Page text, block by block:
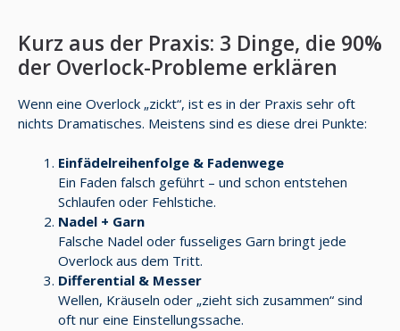
Kurz aus der Praxis: 3 Dinge, die 90%
der Overlock-Probleme erklären
Wenn eine Overlock „zickt“, ist es in der Praxis sehr oft
nichts Dramatisches. Meistens sind es diese drei Punkte:
Einfädelreihenfolge & Fadenwege
Ein Faden falsch geführt – und schon entstehen
Schlaufen oder Fehlstiche.
Nadel + Garn
Falsche Nadel oder fusseliges Garn bringt jede
Overlock aus dem Tritt.
Differential & Messer
Wellen, Kräuseln oder „zieht sich zusammen“ sind
oft nur eine Einstellungssache.